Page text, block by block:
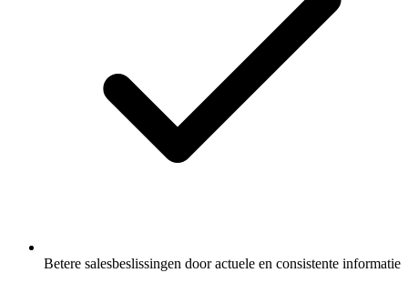
Betere salesbeslissingen door actuele en consistente informatie